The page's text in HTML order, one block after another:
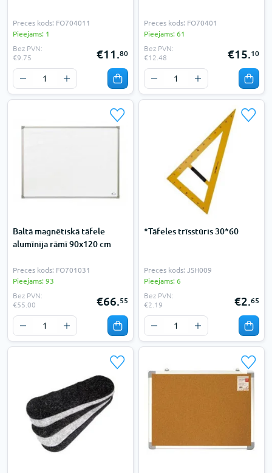
Preces kods: FO704011
Pieejams: 1
Bez PVN:
€9.75
€11.80
Preces kods: FO70401
Pieejams: 61
Bez PVN:
€12.48
€15.10
Baltā magnētiskā tāfele
alumīnija rāmī 90x120 cm
Preces kods: FO701031
Pieejams: 93
Bez PVN:
€55.00
€66.55
*Tāfeles trīsstūris 30*60
Preces kods: JSH009
Pieejams: 6
Bez PVN:
€2.19
€2.65